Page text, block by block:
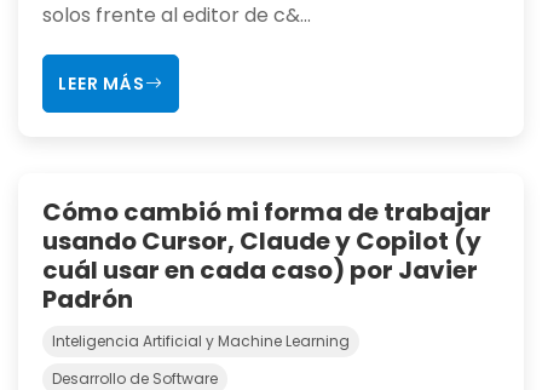
solos frente al editor de c&...
LEER MÁS
Cómo cambió mi forma de trabajar
usando Cursor, Claude y Copilot (y
cuál usar en cada caso) por Javier
Padrón
Inteligencia Artificial y Machine Learning
Desarrollo de Software